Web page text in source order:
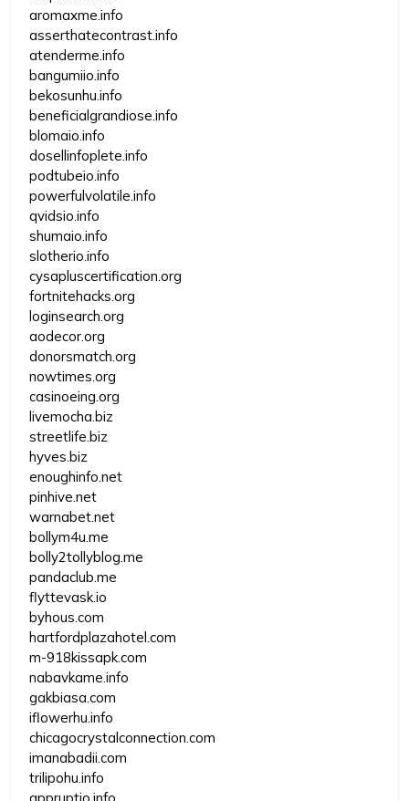
aromaxme.info
asserthatecontrast.info
atenderme.info
bangumiio.info
bekosunhu.info
beneficialgrandiose.info
blomaio.info
dosellinfoplete.info
podtubeio.info
powerfulvolatile.info
qvidsio.info
shumaio.info
slotherio.info
cysapluscertification.org
fortnitehacks.org
loginsearch.org
aodecor.org
donorsmatch.org
nowtimes.org
casinoeing.org
livemocha.biz
streetlife.biz
hyves.biz
enoughinfo.net
pinhive.net
warnabet.net
bollym4u.me
bolly2tollyblog.me
pandaclub.me
flyttevask.io
byhous.com
hartfordplazahotel.com
m-918kissapk.com
nabavkame.info
gakbiasa.com
iflowerhu.info
chicagocrystalconnection.com
imanabadii.com
trilipohu.info